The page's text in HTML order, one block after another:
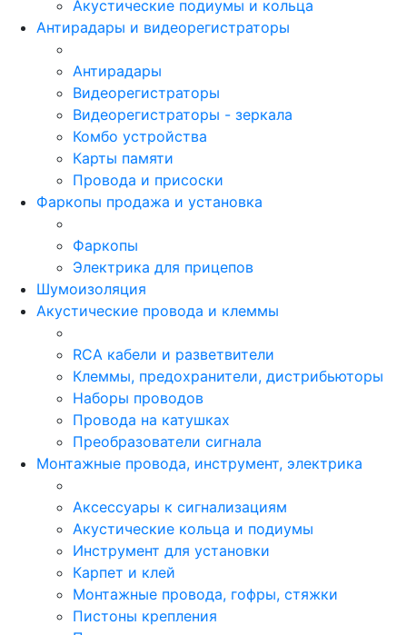
Акустические подиумы и кольца
Антирадары и видеорегистраторы
Антирадары
Видеорегистраторы
Видеорегистраторы - зеркала
Комбо устройства
Карты памяти
Провода и присоски
Фаркопы продажа и установка
Фаркопы
Электрика для прицепов
Шумоизоляция
Акустические провода и клеммы
RCA кабели и разветвители
Клеммы, предохранители, дистрибьюторы
Наборы проводов
Провода на катушках
Преобразователи сигнала
Монтажные провода, инструмент, электрика
Аксессуары к сигнализациям
Акустические кольца и подиумы
Инструмент для установки
Карпет и клей
Монтажные провода, гофры, стяжки
Пистоны крепления